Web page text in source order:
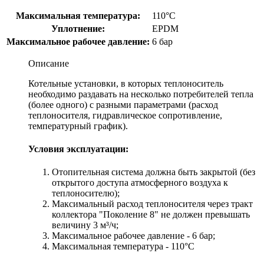
Максимальная температура:
110°С
Уплотнение:
EPDM
Максимальное рабочее давление: 6 бар
Описание
Котельные установки, в которых теплоноситель
необходимо раздавать на несколько потребителей тепла
(более одного) с разными параметрами (расход
теплоносителя, гидравлическое сопротивление,
температурный график).
Условия эксплуатации:
Отопительная система должна быть закрытой (без
открытого доступа атмосферного воздуха к
теплоносителю);
Максимальный расход теплоносителя через тракт
коллектора "Поколение 8" не должен превышать
величину 3 м³/ч;
Максимальное рабочее давление - 6 бар;
Максимальная температура - 110°С